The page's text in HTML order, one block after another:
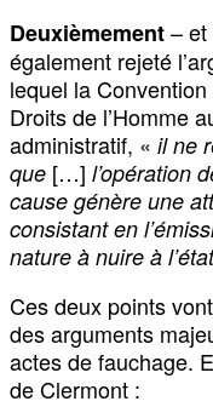
Deuxièmement– et
également rejeté
lequel la
Droits de l’Homme
administratif, « il ne
que […] l’opération
cause génère une
consistant en
nature à nuire à
Ces deux points
des arguments
actes de fauchage.
de Clermont :